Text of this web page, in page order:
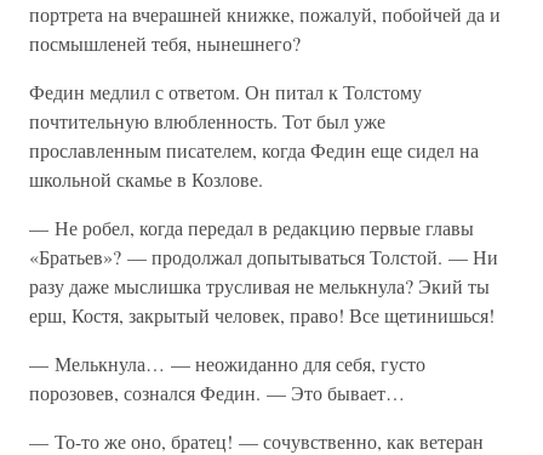
портрета на вчерашней книжке, пожалуй, побойчей да и
посмышленей тебя, нынешнего?
Федин медлил с ответом. Он питал к Толстому
почтительную влюбленность. Тот был уже
прославленным писателем, когда Федин еще сидел на
школьной скамье в Козлове.
— Не робел, когда передал в редакцию первые главы
«Братьев»? — продолжал допытываться Толстой. — Ни
разу даже мыслишка трусливая не мелькнула? Экий ты
ерш, Костя, закрытый человек, право! Все щетинишься!
— Мелькнула… — неожиданно для себя, густо
порозовев, сознался Федин. — Это бывает…
— То-то же оно, братец! — сочувственно, как ветеран